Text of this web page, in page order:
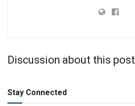
Discussion about this post
Stay Connected